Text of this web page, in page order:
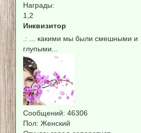
Награды:
1,2
Инквизитор
.: ... какими мы были смешными и
глупыми...
Сообщений: 46306
Пол: Женский